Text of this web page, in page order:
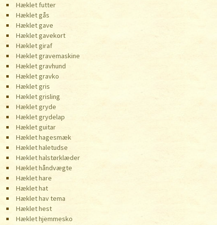
Hæklet futter
Hæklet gås
Hæklet gave
Hæklet gavekort
Hæklet giraf
Hæklet gravemaskine
Hæklet gravhund
Hæklet gravko
Hæklet gris
Hæklet grisling
Hæklet gryde
Hæklet grydelap
Hæklet guitar
Hæklet hagesmæk
Hæklet haletudse
Hæklet halstørklæder
Hæklet håndvægte
Hæklet hare
Hæklet hat
Hæklet hav tema
Hæklet hest
Hæklet hjemmesko